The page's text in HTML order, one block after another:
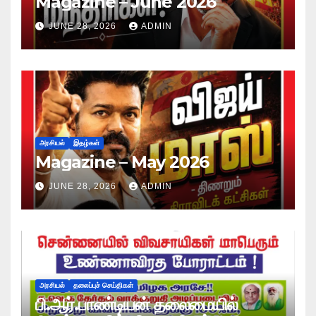
JUNE 28, 2026 ADMIN
அரசியல் இதழ்கள்
Magazine – May 2026
JUNE 28, 2026 ADMIN
அரசியல் தலைப்புச் செய்திகள்
பி.ஆர்.பாண்டியன் தலைமையில்